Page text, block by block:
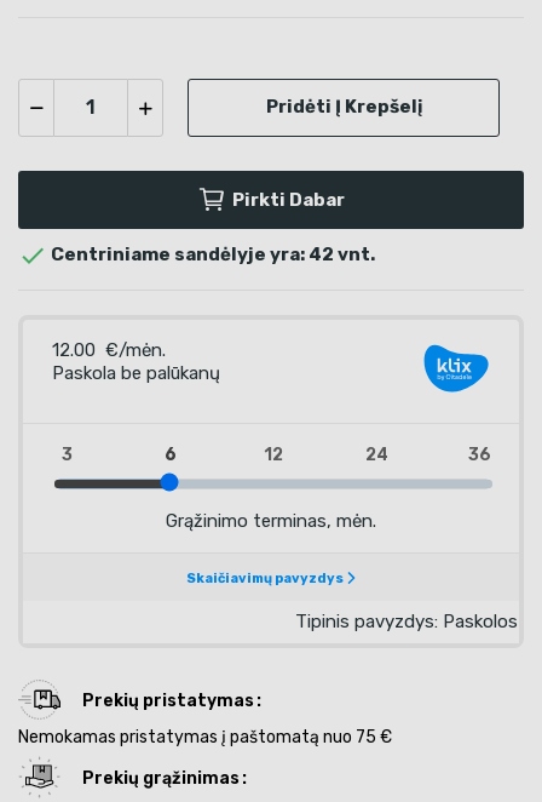
Pridėti Į Krepšelį
Pirkti Dabar
 Centriniame sandėlyje yra: 42 vnt.
Prekių pristatymas
Nemokamas pristatymas į paštomatą nuo 75 €
Prekių grąžinimas